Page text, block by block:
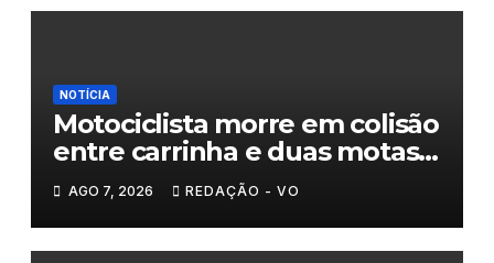
NOTÍCIA
Motociclista morre em colisão
entre carrinha e duas motas
em Chaves
AGO 7, 2026 REDAÇÃO - VO